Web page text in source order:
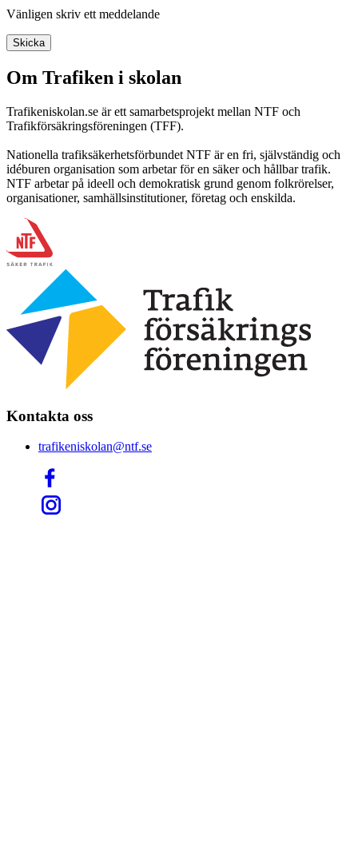
Vänligen skriv ett meddelande
Skicka
Om Trafiken i skolan
Trafikeniskolan.se är ett samarbetsprojekt mellan NTF och
Trafikförsäkringsföreningen (TFF).
Nationella trafiksäkerhetsförbundet NTF är en fri, självständig och
idéburen organisation som arbetar för en säker och hållbar trafik.
NTF arbetar på ideell och demokratisk grund genom folkrörelser,
organisationer, samhällsinstitutioner, företag och enskilda.
Kontakta oss
trafikeniskolan@ntf.se